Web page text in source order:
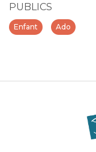
PUBLICS
Enfant Ado